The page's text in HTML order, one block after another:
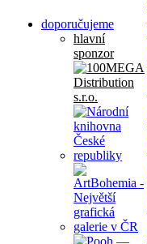
doporučujeme
hlavní
sponzor